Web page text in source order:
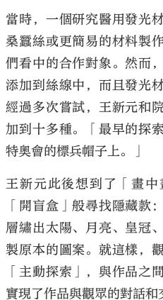
當時，一個研究醫用發光
桑蠶絲或更簡易的材料製
們看中的合作對象。然而
添加到絲線中，而且發光
經過多次嘗試，王新元和
加到十多種。「最早的探
特奧會的標兵帽子上。」
王新元此後想到了「畫
「開盲盒」般尋找隱藏款
層繡出太陽、月亮、皇冠
製原本的圖案。就這樣，
「主動探索」，與作品之
實現了作品與觀眾的對話和